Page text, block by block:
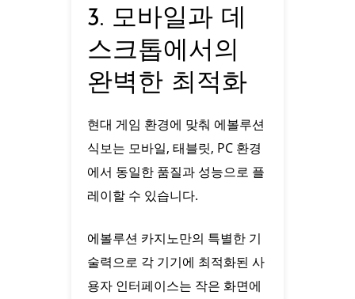
3. 모바일과 데
스크톱에서의
완벽한 최적화
현대 게임 환경에 맞춰 에볼루션
식보는 모바일, 태블릿, PC 환경
에서 동일한 품질과 성능으로 플
레이할 수 있습니다.
에볼루션 카지노만의 특별한 기
술력으로 각 기기에 최적화된 사
용자 인터페이스는 작은 화면에